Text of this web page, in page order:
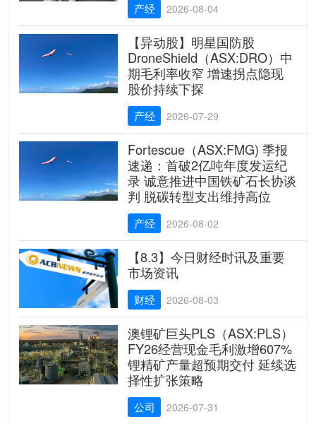
产经 2026-08-04
【异动股】明星国防股
DroneShield（ASX:DRO）中
期毛利率收窄 增速拐点隐现
股价持续下探
产经 2026-07-29
Fortescue（ASX:FMG) 季报
速递：首破2亿吨年度发运纪
录 诚意推进中国铁矿石长协谈
判 脱碳转型支出维持高位
产经 2026-08-02
【8.3】今日财经时讯及重要
市场资讯
财经 2026-08-03
澳锂矿巨头PLS（ASX:PLS）
FY26经营现金毛利激增607%
锂精矿产量超预期交付 延续选
择性扩张策略
公司 2026-07-31